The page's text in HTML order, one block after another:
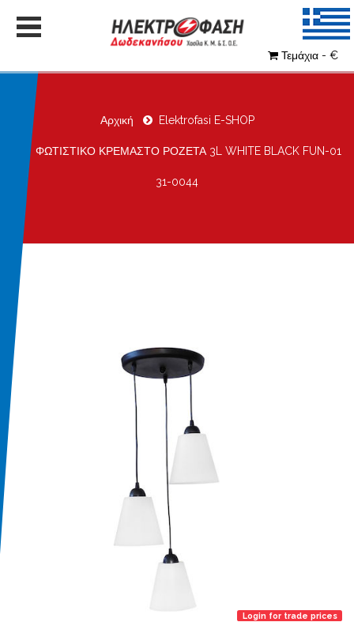
Τεμάχια - €
Αρχική Elektrofasi E-SHOP
ΦΩΤΙΣΤΙΚΟ ΚΡΕΜΑΣΤΟ ΡΟΖΕΤΑ 3L WHITE BLACK FUN-01
31-0044
Login for trade prices